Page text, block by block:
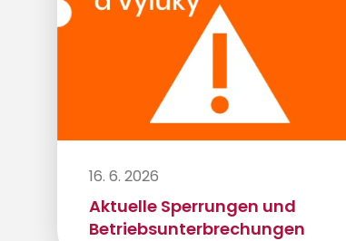
16. 6. 2026
Aktuelle Sperrungen und
Betriebsunterbrechungen